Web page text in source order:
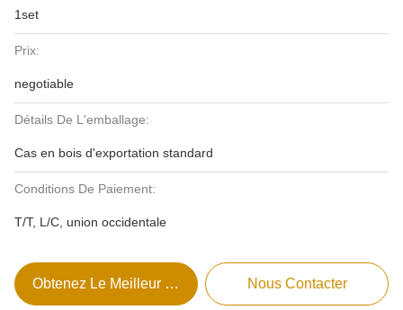
1set
Prix:
negotiable
Détails De L'emballage:
Cas en bois d'exportation standard
Conditions De Paiement:
T/T, L/C, union occidentale
Obtenez Le Meilleur Prix Nous Contacter